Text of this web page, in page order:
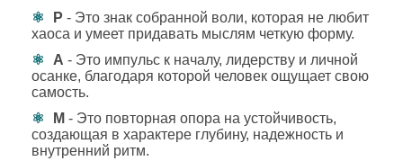
Р - Это знак собранной воли, которая не любит
хаоса и умеет придавать мыслям четкую форму.
А - Это импульс к началу, лидерству и личной
осанке, благодаря которой человек ощущает свою
самость.
М - Это повторная опора на устойчивость,
создающая в характере глубину, надежность и
внутренний ритм.